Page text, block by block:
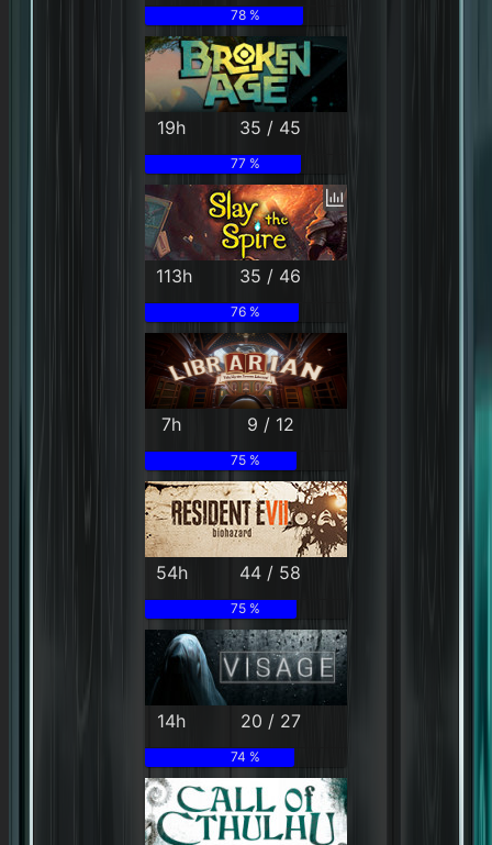
78 %
19h 35 / 45
77 %
113h 35 / 46
76 %
7h 9 / 12
75 %
54h 44 / 58
75 %
14h 20 / 27
74 %